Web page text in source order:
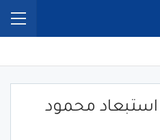
استبعاد محمود